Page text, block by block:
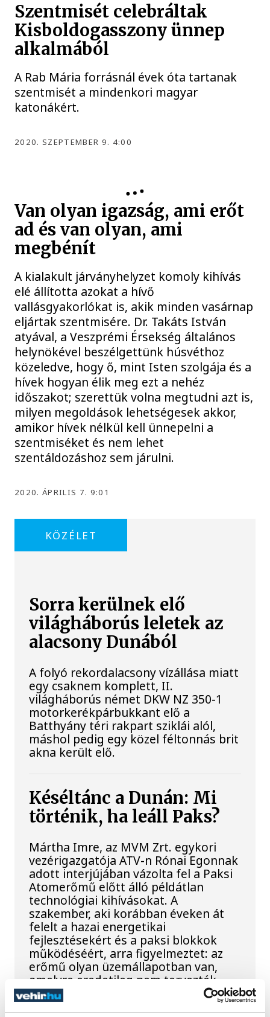
Szentmisét celebráltak
Kisboldogasszony ünnep
alkalmából
A Rab Mária forrásnál évek óta tartanak
szentmisét a mindenkori magyar
katonákért.
2020. SZEPTEMBER 9. 4:00
Van olyan igazság, ami erőt
ad és van olyan, ami
megbénít
A kialakult járványhelyzet komoly kihívás
elé állította azokat a hívő
vallásgyakorlókat is, akik minden vasárnap
eljártak szentmisére. Dr. Takáts István
atyával, a Veszprémi Érsekség általános
helynökével beszélgettünk húsvéthoz
közeledve, hogy ő, mint Isten szolgája és a
hívek hogyan élik meg ezt a nehéz
időszakot; szerettük volna megtudni azt is,
milyen megoldások lehetségesek akkor,
amikor hívek nélkül kell ünnepelni a
szentmiséket és nem lehet
szentáldozáshoz sem járulni.
2020. ÁPRILIS 7. 9:01
KÖZÉLET
Sorra kerülnek elő
világháborús leletek az
alacsony Dunából
A folyó rekordalacsony vízállása miatt
egy csaknem komplett, II.
világháborús német DKW NZ 350-1
motorkerékpárbukkant elő a
Batthyány téri rakpart sziklái alól,
máshol pedig egy közel féltonnás brit
akna került elő.
Késéltánc a Dunán: Mi
történik, ha leáll Paks?
Mártha Imre, az MVM Zrt. egykori
vezérigazgatója ATV-n Rónai Egonnak
adott interjújában vázolta fel a Paksi
Atomerőmű előtt álló példátlan
technológiai kihívásokat. A
szakember, aki korábban éveken át
felelt a hazai energetikai
fejlesztésekért és a paksi blokkok
működéséért, arra figyelmeztet: az
erőmű olyan üzemállapotban van,
amelyre eredetileg nem tervezték.